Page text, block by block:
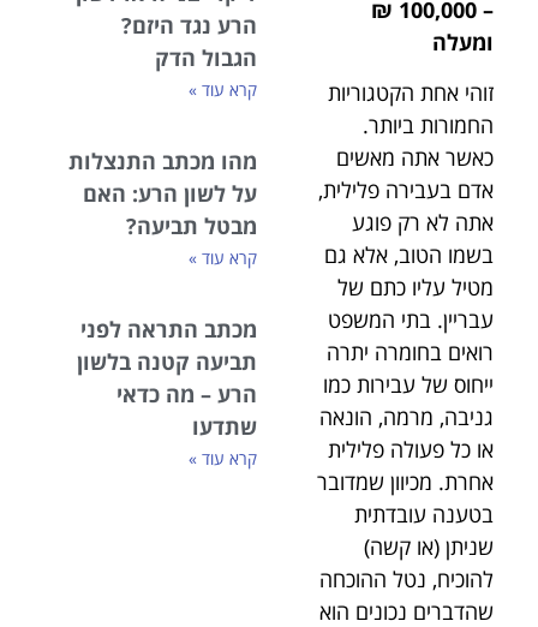
– 100,000 ₪
ומעלה
זוהי אחת הקטגוריות
החמורות ביותר.
כאשר אתה מאשים
אדם בעבירה פלילית,
אתה לא רק פוגע
בשמו הטוב, אלא גם
מטיל עליו כתם של
עבריין. בתי המשפט
רואים בחומרה יתרה
ייחוס של עבירות כמו
גניבה, מרמה, הונאה
או כל פעולה פלילית
אחרת. מכיוון שמדובר
בטענה עובדתית
שניתן (או קשה)
להוכיח, נטל ההוכחה
שהדברים נכונים הוא
הרע נגד היזם?
הגבול הדק
קרא עוד »
מהו מכתב התנצלות
על לשון הרע: האם
מבטל תביעה?
קרא עוד »
מכתב התראה לפני
תביעה קטנה בלשון
הרע – מה כדאי
שתדעו
קרא עוד »